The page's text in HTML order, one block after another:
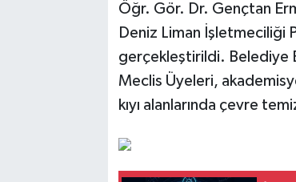
Öğr. Gör. Dr. Gençtan
Deniz Liman İşletmeciliği
gerçekleştirildi. Belediye
Meclis Üyeleri,
kıyı alanlarında çevre